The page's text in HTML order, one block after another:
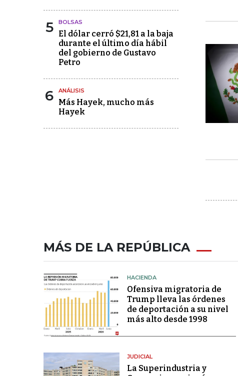
5 BOLSAS
El dólar cerró $21,81 a la baja
durante el último día hábil
del gobierno de Gustavo
Petro
6 ANÁLISIS
Más Hayek, mucho más
Hayek
MÁS DE LA REPÚBLICA
HACIENDA
Ofensiva migratoria de
Trump lleva las órdenes
de deportación a su nivel
más alto desde 1998
JUDICIAL
La Superindustria y